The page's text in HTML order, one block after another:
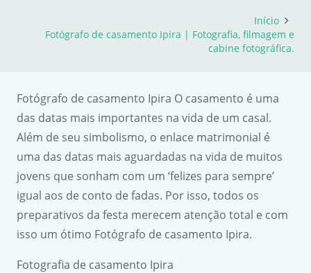
Início
Fotógrafo de casamento Ipira | Fotografia, filmagem e
cabine fotográfica.
Fotógrafo de casamento Ipira O casamento é uma
das datas mais importantes na vida de um casal.
Além de seu simbolismo, o enlace matrimonial é
uma das datas mais aguardadas na vida de muitos
jovens que sonham com um ‘felizes para sempre’
igual aos de conto de fadas. Por isso, todos os
preparativos da festa merecem atenção total e com
isso um ótimo Fotógrafo de casamento Ipira.
Fotografia de casamento Ipira